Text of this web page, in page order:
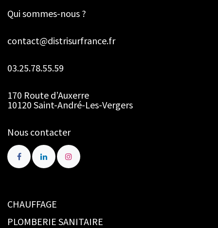
Qui sommes-nous ?
contact@distrisurfrance.fr
03.25.78.55.59
170 Route d’Auxerre
10120 Saint-André-Les-Vergers
Nous contacter
CHAUFFAGE
PLOMBERIE SANITAIRE